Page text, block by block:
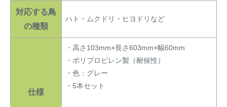
対応する鳥
の種類
ハト・ムクドリ・ヒヨドリなど
仕様
・高さ103mm×長さ603mm×幅60mm
・ポリプロピレン製（耐候性）
・色：グレー
・5本セット